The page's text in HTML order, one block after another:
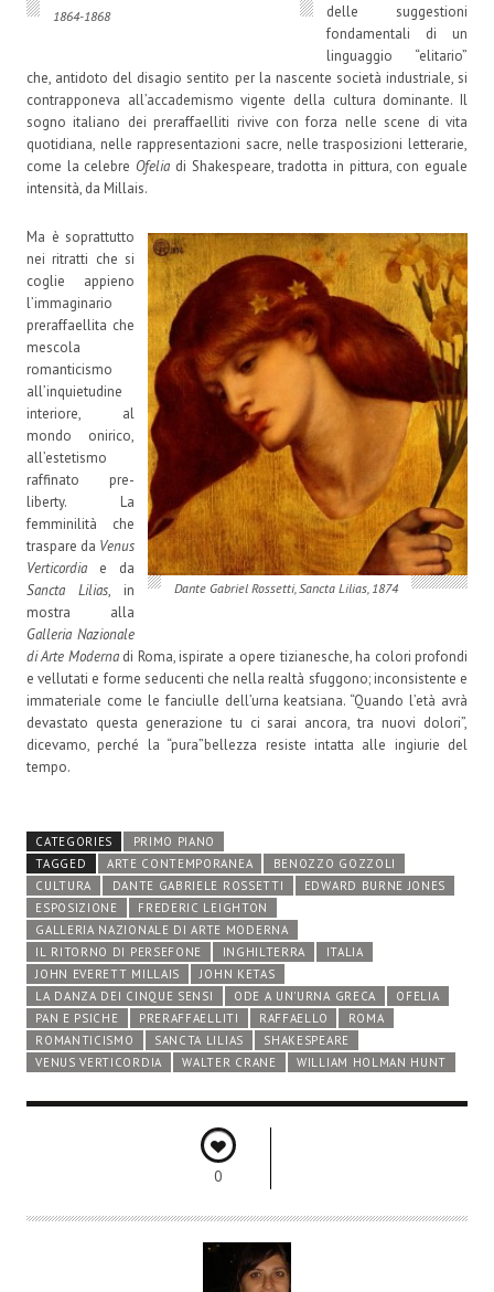
1864-1868
delle suggestioni
fondamentali di un
linguaggio “elitario”
che, antidoto del disagio sentito per la nascente società industriale, si
contrapponeva all’accademismo vigente della cultura dominante. Il
sogno italiano dei preraffaelliti rivive con forza nelle scene di vita
quotidiana, nelle rappresentazioni sacre, nelle trasposizioni letterarie,
come la celebre Ofelia di Shakespeare, tradotta in pittura, con eguale
intensità, da Millais.
Dante Gabriel Rossetti, Sancta Lilias, 1874
Ma è soprattutto
nei ritratti che si
coglie appieno
l’immaginario
preraffaellita che
mescola
romanticismo
all’inquietudine
interiore, al
mondo onirico,
all’estetismo
raffinato pre-
liberty. La
femminilità che
traspare da Venus
Verticordia e da
Sancta
Lilias, in
mostra alla
Galleria Nazionale
di Arte Moderna di Roma, ispirate a opere tizianesche, ha colori profondi
e vellutati e forme seducenti che nella realtà sfuggono; inconsistente e
immateriale come le fanciulle dell’urna keatsiana. “Quando l’età avrà
devastato questa generazione tu ci sarai ancora, tra nuovi dolori”,
dicevamo, perché la “pura”bellezza resiste intatta alle ingiurie del
tempo.
CATEGORIES
PRIMO PIANO
TAGGED
ARTE CONTEMPORANEA
BENOZZO GOZZOLI
CULTURA
DANTE GABRIELE ROSSETTI
EDWARD BURNE JONES
ESPOSIZIONE
FREDERIC LEIGHTON
GALLERIA NAZIONALE DI ARTE MODERNA
IL RITORNO DI PERSEFONE
INGHILTERRA
ITALIA
JOHN EVERETT MILLAIS
JOHN KETAS
LA DANZA DEI CINQUE SENSI
ODE A UN'URNA GRECA
OFELIA
PAN E PSICHE
PRERAFFAELLITI RAFFAELLO
ROMA
ROMANTICISMO
SANCTA LILIAS
SHAKESPEARE
VENUS VERTICORDIA
WALTER CRANE WILLIAM HOLMAN HUNT
0